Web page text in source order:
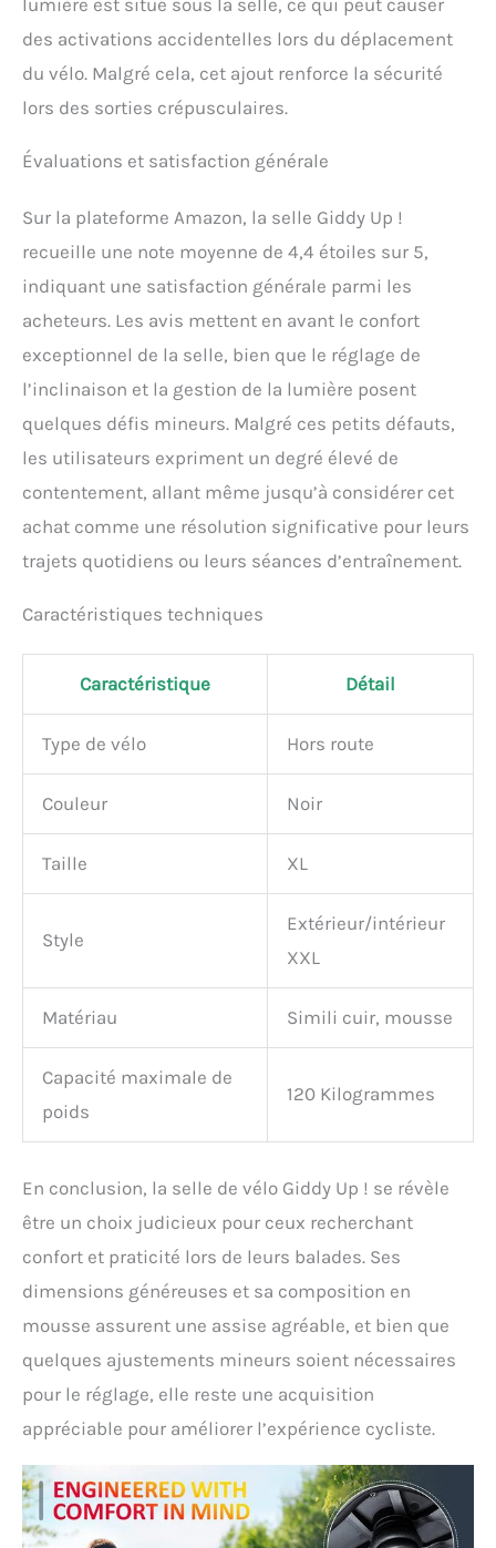
brefs délais. **Veuillez
noter que certains
fabricants de vélos
peuvent utiliser des
dimensions spécifiques
d'approuver le
tout inadapté, veuillez
vous assurer de mesurer
correctement la jauge de
poteau de vélo** Achat
sans risque : faire de vous
un client heureux est notre
objectif principal.
Essayez-le, et si vous ne
l'aimez pas absolument,
envoyez-nous un
message et nous vous
rembourserons ou
remplacerons votre achat,
sans poser de questions
lumière est situé sous la selle, ce qui peut causer
des activations accidentelles lors du déplacement
du vélo. Malgré cela, cet ajout renforce la sécurité
lors des sorties crépusculaires.
Évaluations et satisfaction générale
Sur la plateforme Amazon, la selle Giddy Up !
recueille une note moyenne de 4,4 étoiles sur 5,
indiquant une satisfaction générale parmi les
acheteurs. Les avis mettent en avant le confort
exceptionnel de la selle, bien que le réglage de
l’inclinaison et la gestion de la lumière posent
quelques défis mineurs. Malgré ces petits défauts,
les utilisateurs expriment un degré élevé de
contentement, allant même jusqu’à considérer cet
achat comme une résolution significative pour leurs
trajets quotidiens ou leurs séances d’entraînement.
Caractéristiques techniques
Caractéristique Détail
Type de vélo Hors route
Couleur Noir
Taille XL
Style
Extérieur/intérieur
XXL
Matériau Simili cuir, mousse
Capacité maximale de
poids
120 Kilogrammes
En conclusion, la selle de vélo Giddy Up ! se révèle
être un choix judicieux pour ceux recherchant
confort et praticité lors de leurs balades. Ses
dimensions généreuses et sa composition en
mousse assurent une assise agréable, et bien que
quelques ajustements mineurs soient nécessaires
pour le réglage, elle reste une acquisition
appréciable pour améliorer l’expérience cycliste.